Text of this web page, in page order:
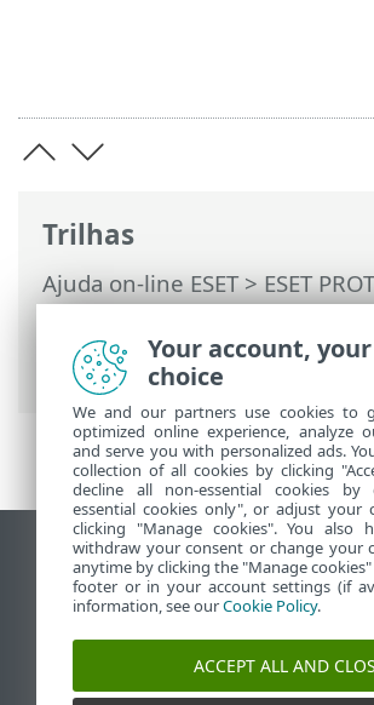
Trilhas
Ajuda on-line ESET>ESET
Usando o ESET PROTECT>
Menu principal >
Detalhes do computador
Ver site para desktop
End of Life
Base de conhecimento ESET
Fórum ESET
ESET Status Portal
Your account,
choice
We and our partners use cookies to
optimized online experience, analyze
and serve you with personalized ads.
collection of all cookies by clicking
decline all non-essential cookies by
essential cookies only", or adjust your
clicking "Manage cookies". You also
withdraw your consent or change your
anytime by clicking the "Manage
footer or in your account settings (if
information, see ourCookie Policy.
ACCEPT ALL AND